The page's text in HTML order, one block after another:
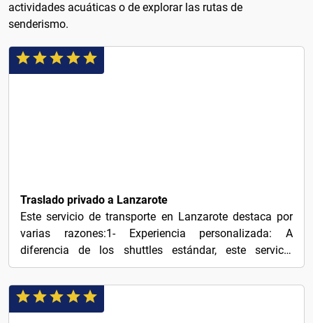
actividades acuáticas o de explorar las rutas de
senderismo.
Traslado privado a Lanzarote
Este servicio de transporte en Lanzarote destaca por
varias razones:1- Experiencia personalizada: A
diferencia de los shuttles estándar, este servicio
ofrece...